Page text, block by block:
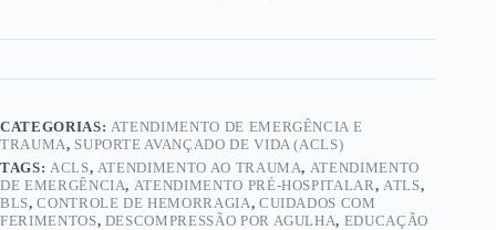
CATEGORIAS: ATENDIMENTO DE EMERGÊNCIA E
TRAUMA, SUPORTE AVANÇADO DE VIDA (ACLS)
TAGS: ACLS, ATENDIMENTO AO TRAUMA, ATENDIMENTO
DE EMERGÊNCIA, ATENDIMENTO PRÉ-HOSPITALAR, ATLS,
BLS,CONTROLE DE HEMORRAGIA, CUIDADOS COM
FERIMENTOS, DESCOMPRESSÃO POR AGULHA, EDUCAÇÃO